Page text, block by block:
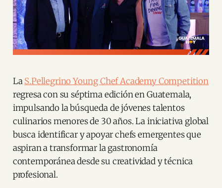
LaS.Pellegrino Young Chef Academy Competition
regresa con su séptima edición en Guatemala,
impulsando la búsqueda de jóvenes talentos
culinarios menores de 30 años. La iniciativa global
busca identificar y apoyar chefs emergentes que
aspiran a transformar la gastronomía
contemporánea desde su creatividad y técnica
profesional.